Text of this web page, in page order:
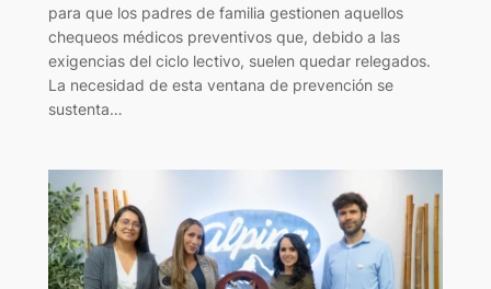
para que los padres de familia gestionen aquellos
chequeos médicos preventivos que, debido a las
exigencias del ciclo lectivo, suelen quedar relegados.
La necesidad de esta ventana de prevención se
sustenta…